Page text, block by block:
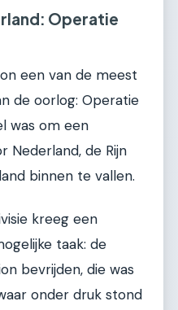
Operatie
een van de meest
de oorlog: Operatie
was om een
de Rijn
binnen te vallen.
kreeg een
taak: de
bevrijden, die was
onder druk stond